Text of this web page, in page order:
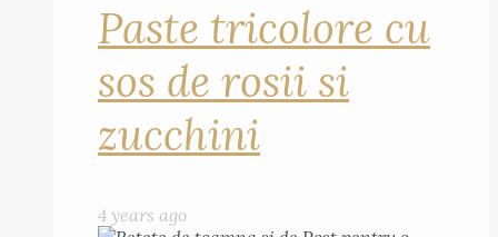
Paste tricolore cu
sos de rosii si
zucchini
4 years ago